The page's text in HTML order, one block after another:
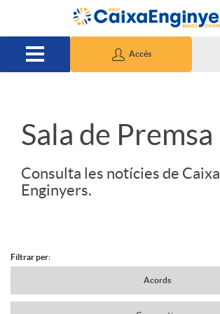
Salta al contingut principal
Accés
S
d
Sala de Premsa
Consulta les notícies de Caixa
Enginyers.
N
Filtrar per:
Acords